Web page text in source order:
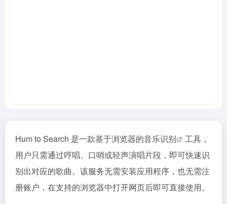
Hum to Search 是一款基于浏览器的音乐识别
工具，
用户只需通过哼唱、口哨或轻声演唱片段，即可快速识
别出对应的歌曲。该服务无需安装应用程序，也无需注
册账户，在支持的浏览器中打开网页后即可直接使用。